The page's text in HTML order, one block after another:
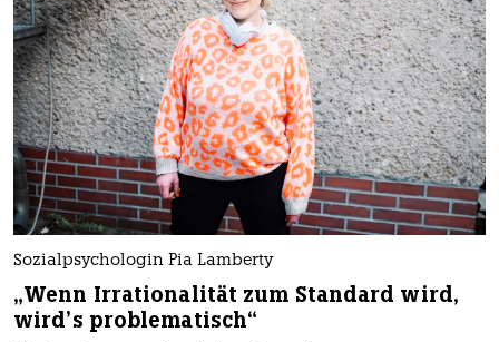
Sozialpsychologin Pia Lamberty
„Wenn Irrationalität zum Standard wird,
wird’s problematisch“